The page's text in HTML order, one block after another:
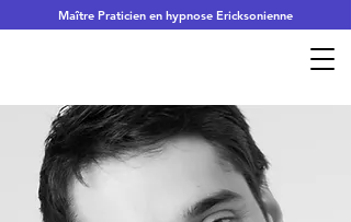
Maître Praticien en hypnose Ericksonienne